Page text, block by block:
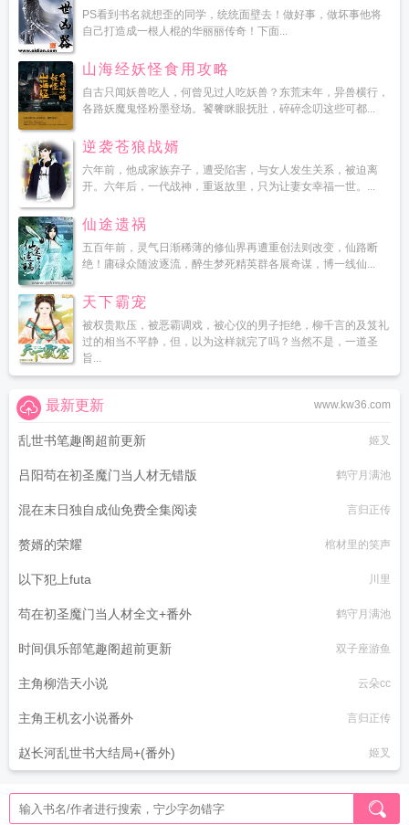
PS看到书名就想歪的同学，统统面壁去！做好事，做坏事他将
自己打造成一根人棍的华丽丽传奇！下面...
山海经妖怪食用攻略
自古只闻妖兽吃人，何曾见过人吃妖兽？东荒末年，异兽横行，
各路妖魔鬼怪粉墨登场。饕餮眯眼抚肚，碎碎念叨这些可都...
逆袭苍狼战婿
六年前，他成家族弃子，遭受陷害，与女人发生关系，被迫离
开。六年后，一代战神，重返故里，只为让妻女幸福一世。...
仙途遗祸
五百年前，灵气日渐稀薄的修仙界再遭重创法则改变，仙路断
绝！庸碌众随波逐流，醉生梦死精英群各展奇谋，博一线仙...
天下霸宠
被权贵欺压，被恶霸调戏，被心仪的男子拒绝，柳千言的及笈礼
过的相当不平静，但，以为这样就完了吗？当然不是，一道圣
旨...
www.kw36.com
最新更新
乱世书笔趣阁超前更新 姬叉
吕阳苟在初圣魔门当人材无错版 鹤守月满池
混在末日独自成仙免费全集阅读 言归正传
赘婿的荣耀 棺材里的笑声
以下犯上futa 川里
苟在初圣魔门当人材全文+番外 鹤守月满池
时间俱乐部笔趣阁超前更新 双子座游鱼
主角柳浩天小说 云朵cc
主角王机玄小说番外 言归正传
赵长河乱世书大结局+(番外) 姬叉